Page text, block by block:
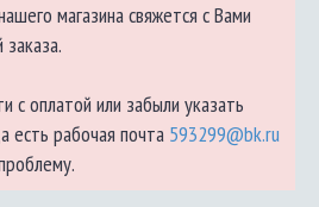
магазина свяжется с Вами
с оплатой или забыли указать
есть рабочая почта 593299@bk.ru